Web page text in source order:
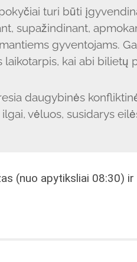
turi būti
supažindinant,
gyventojams.
laikotarpis, kai abi bilietų
daugybinės
vėluos, susidarys
(nuo apytiksliai 08:30)